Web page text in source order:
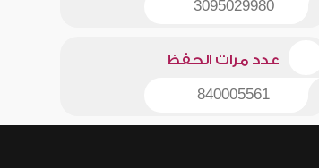
3095029980
عدد مرات الحفظ
840005561